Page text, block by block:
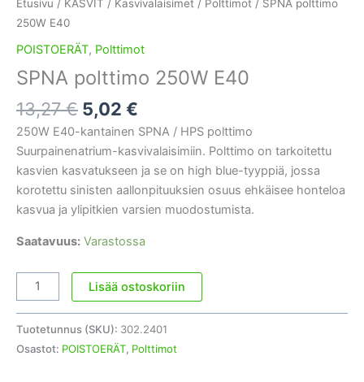
Etusivu / KASVIT / Kasvivalaisimet / Polttimot / SPNA polttimo
250W E40
POISTOERÄT, Polttimot
SPNA polttimo 250W E40
13,27€ Alkuperäinen
hinta
oli:
13,27 €.
5,02 €
hinta
on:
5,02 €.
250W E40-kantainen SPNA / HPS polttimo
Suurpainenatrium-kasvivalaisimiin. Polttimo on tarkoitettu
kasvien kasvatukseen ja se on high blue-tyyppiä, jossa
korotettu sinisten aallonpituuksien osuus ehkäisee honteloa
kasvua ja ylipitkien varsien muodostumista.
Saatavuus: Varastossa
SPNA
polttimo
Lisää ostoskoriin
Tuotetunnus (SKU): 302.2401
Osastot: POISTOERÄT, Polttimot